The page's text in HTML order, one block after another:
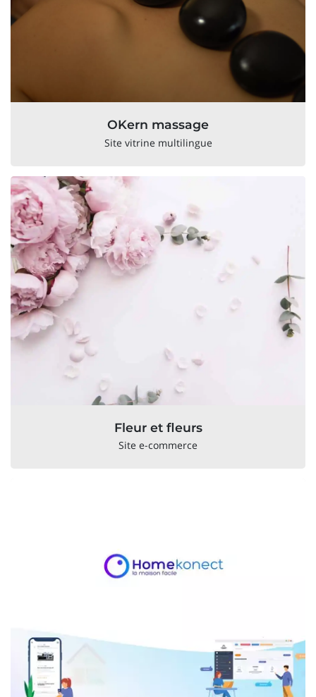
OKern massage
Site vitrine multilingue
Fleur et fleurs
Site e-commerce